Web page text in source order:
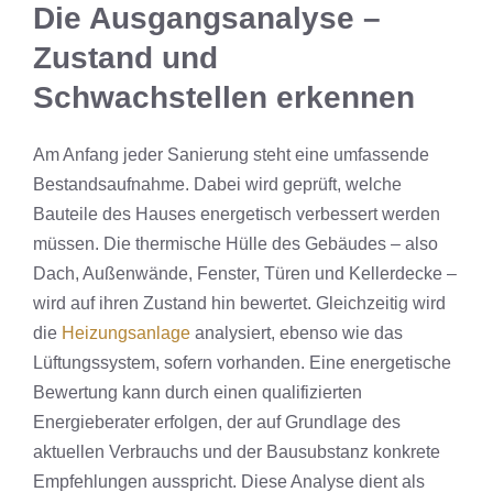
Die Ausgangsanalyse –
Zustand und
Schwachstellen erkennen
Am Anfang jeder Sanierung steht eine umfassende
Bestandsaufnahme. Dabei wird geprüft, welche
Bauteile des Hauses energetisch verbessert werden
müssen. Die thermische Hülle des Gebäudes – also
Dach, Außenwände, Fenster, Türen und Kellerdecke –
wird auf ihren Zustand hin bewertet. Gleichzeitig wird
die Heizungsanlage analysiert, ebenso wie das
Lüftungssystem, sofern vorhanden. Eine energetische
Bewertung kann durch einen qualifizierten
Energieberater erfolgen, der auf Grundlage des
aktuellen Verbrauchs und der Bausubstanz konkrete
Empfehlungen ausspricht. Diese Analyse dient als